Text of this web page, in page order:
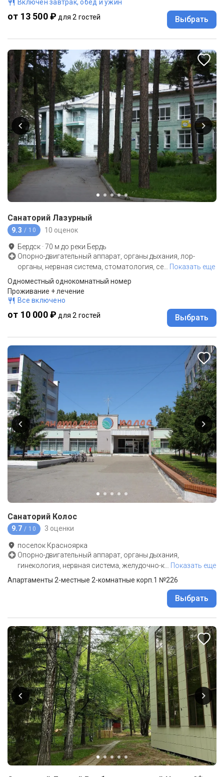
Включен завтрак, обед и ужин
от 13 500 ₽ для 2 гостей Выбрать
Санаторий Лазурный
9.3 / 10 10 оценок
Бердск ·70 м до реки Бердь
Опорно-двигательный аппарат, органы дыхания, лор-
органы, нервная система, стоматология, се… Показать еще
Одноместный однокомнатный номер
Проживание + лечение
Все включено
от 10 000 ₽ для 2 гостей Выбрать
Санаторий Колос
9.7 / 10 3 оценки
поселок Красноярка
Опорно-двигательный аппарат, органы дыхания,
гинекология, нервная система, желудочно-к
Показать еще
Апартаменты 2-местные 2-комнатные корп.1 №226
Выбрать